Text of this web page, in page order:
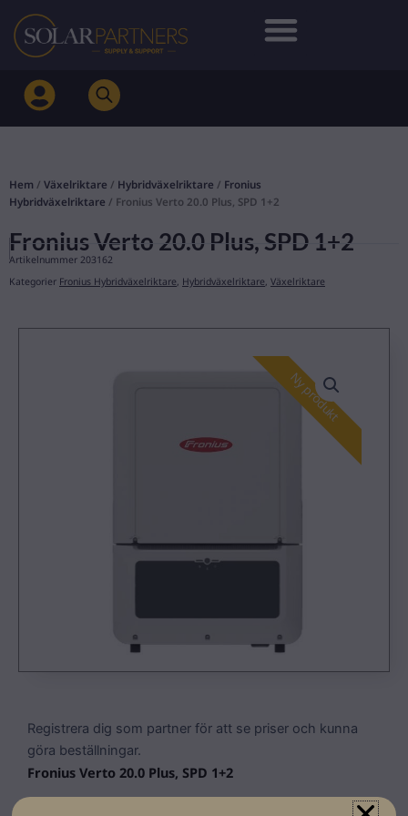
Hoppa
innehåll
Hem / Växelriktare / Hybridväxelriktare / Fronius
Hybridväxelriktare / Fronius Verto 20.0 Plus, SPD 1+2
Fronius Verto 20.0 Plus, SPD 1+2
Artikelnummer 203162
Kategorier Fronius Hybridväxelriktare, Hybridväxelriktare, Växelriktare
Ny produkt
Registrera dig som partner för att se priser och kunna
göra beställningar.
Fronius Verto 20.0 Plus, SPD 1+2